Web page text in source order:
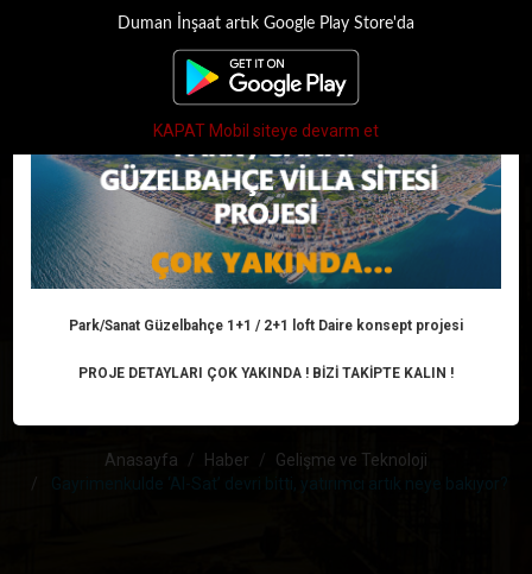
Duman İnşaat artık Google Play Store'da
KAPAT Mobil siteye devarm et
GAYRIMENKULDE
‘AL-SAT’ DEVRI BITTI,
YATIRIMCI ARTIK
NEYE BAKIYOR?
Anasayfa Haber
Gelişme ve Teknoloji
Park/Sanat Güzelbahçe 1+1 / 2+1 loft Daire konsept projesi
PROJE DETAYLARI ÇOK YAKINDA ! BİZİ TAKİPTE KALIN !